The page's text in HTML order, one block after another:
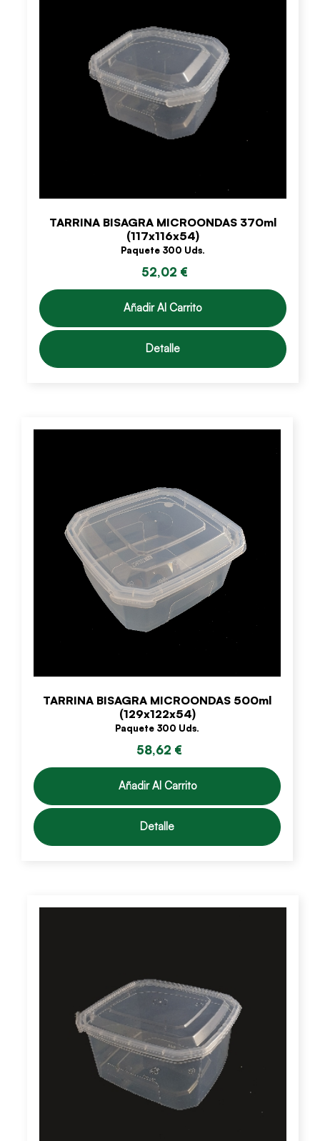
TARRINA BISAGRA MICROONDAS 370ml
(117x116x54)
Paquete 300 Uds.
52,02 €
Añadir Al Carrito
Detalle
TARRINA BISAGRA MICROONDAS 500ml
(129x122x54)
Paquete 300 Uds.
58,62 €
Añadir Al Carrito
Detalle